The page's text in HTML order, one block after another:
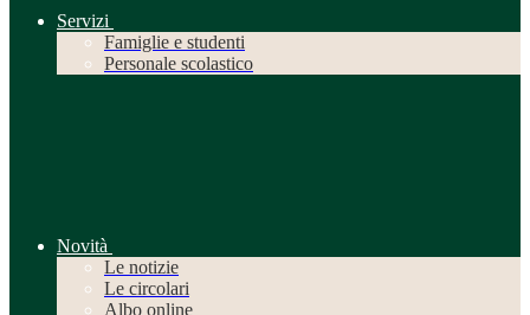
Servizi
Famiglie e studenti
Personale scolastico
Novità
Le notizie
Le circolari
Albo online